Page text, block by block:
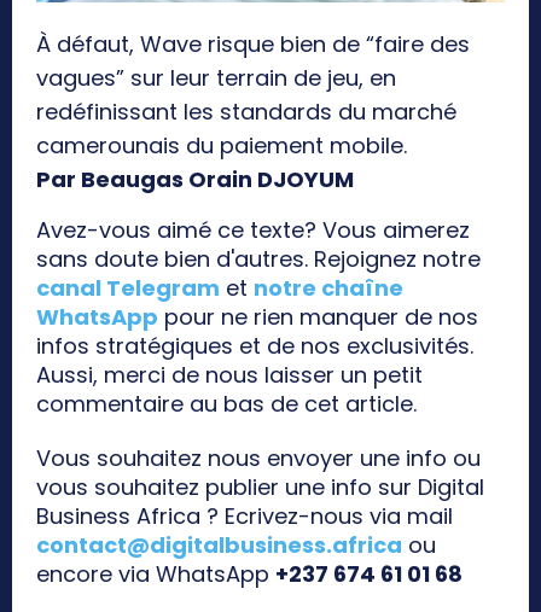
À défaut, Wave risque bien de “faire des
vagues” sur leur terrain de jeu, en
redéfinissant les standards du marché
camerounais du paiement mobile.
Par Beaugas Orain DJOYUM
Avez-vous aimé ce texte? Vous aimerez
sans doute bien d'autres. Rejoignez notre
canal Telegram et notre chaîne
WhatsApp pour ne rien manquer de nos
infos stratégiques et de nos exclusivités.
Aussi, merci de nous laisser un petit
commentaire au bas de cet article.
Vous souhaitez nous envoyer une info ou
vous souhaitez publier une info sur Digital
Business Africa ? Ecrivez-nous via mail
contact@digitalbusiness.africa ou
encore via WhatsApp +237 674 61 01 68